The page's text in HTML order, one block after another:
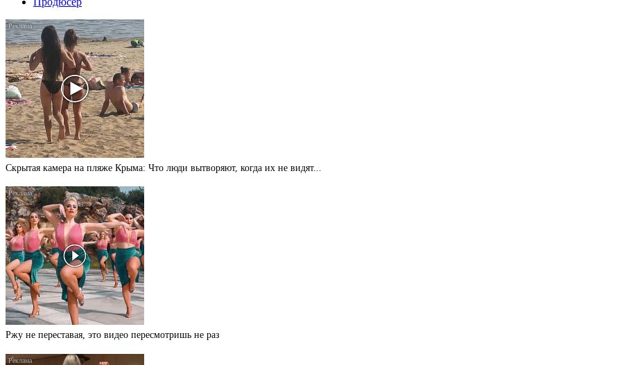
Скрытая камера на пляже Крыма: Что люди вытворяют, когда их не видят...
Ржу не переставая, это видео пересмотришь не раз